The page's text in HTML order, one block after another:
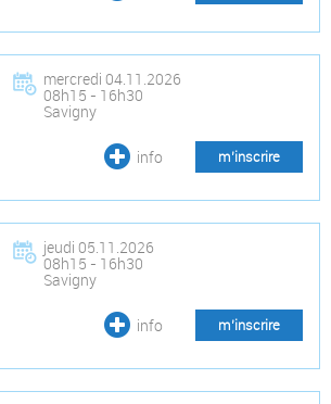
mercredi 04.11.2026
08h15 - 16h30
Savigny
info m’inscrire
jeudi 05.11.2026
08h15 - 16h30
Savigny
info m’inscrire